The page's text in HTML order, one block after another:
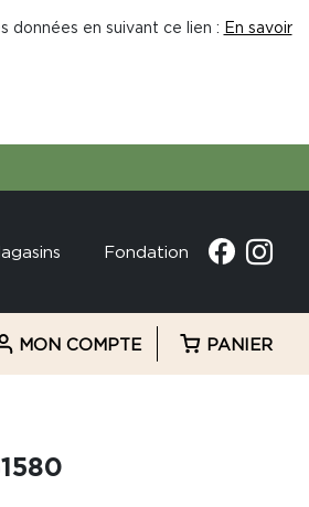
en suivant ce lien : En savoir
Fondation
MON COMPTE PANIER